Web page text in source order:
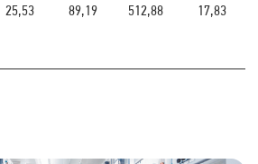
25,53 89,19 512,88 17,83